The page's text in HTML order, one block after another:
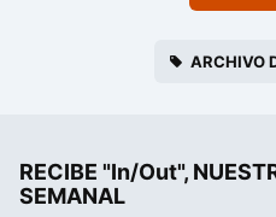
ARCHIVO
RECIBE "In/Out",
SEMANAL